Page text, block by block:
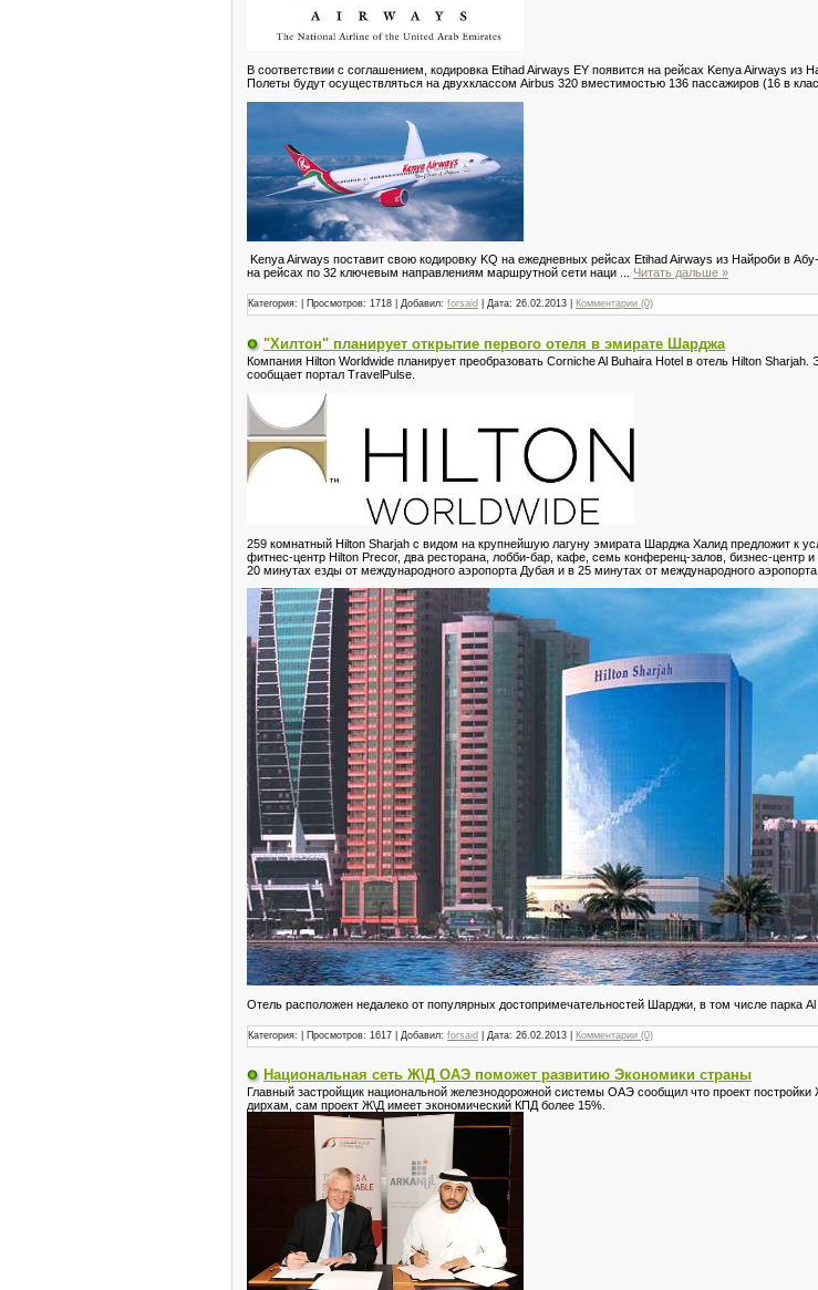
В соответствии с соглашением, кодировка Etihad Airways EY появится на рейсах Kenya Airways
Полеты будут осуществляться на двухклассом Airbus 320 вместимостью 136 пассажиров (16 в
Kenya Airways поставит свою кодировку KQ на ежедневных рейсах Etihad Airways из Найроби в
на рейсах по 32 ключевым направлениям маршрутной сети наци
Читать дальше »
Категория: | Просмотров: 1718 | Добавил: forsaid | Дата: 26.02.2013 Комментарии (0)
"Хилтон" планирует открытие первого отеля в эмирате Шарджа
Компания Hilton Worldwide планирует преобразовать Corniche Al Buhaira Hotel в отель Hilton
сообщает портал TravelPulse.
259 комнатный Hilton Sharjah с видом на крупнейшую лагуну эмирата Шарджа Халид предложит к
фитнес-центр Hilton Precor, два ресторана, лобби-бар, кафе, семь конференц-залов, бизнес-центр
20 минутах езды от международного аэропорта Дубая и в 25 минутах от международного
Отель расположен недалеко от популярных достопримечательностей Шарджи, в том числе парка
Категория: | Просмотров: 1617 | Добавил: forsaid | Дата: 26.02.2013 Комментарии (0)
Национальная сеть Ж\Д ОАЭ поможет развитию Экономики страны
Главный застройщик национальной железнодорожной системы ОАЭ сообщил что проект
дирхам, сам проект Ж\Д имеет экономический КПД более 15%.